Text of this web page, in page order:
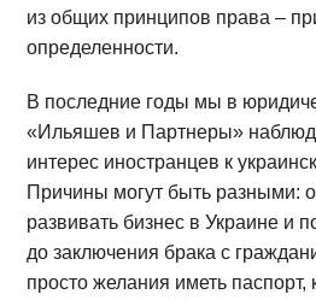
из общих принципов права –
определенности.
В последние годы мы в
«Ильяшев и Партнеры»
интерес иностранцев к
Причины могут быть разными:
развивать бизнес в Украине и
до заключения брака с
просто желания иметь паспорт,